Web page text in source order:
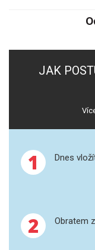
PŘÍPRAVA
OTEVŘENÝ
MIKROVLNNÝ
REAKČNÍ
LISOVÁNÍ
JAK
1 Dnes
2 Obratem